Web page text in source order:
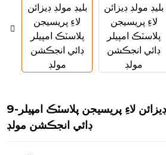
9-بليڊ ٽربائن بليڊ مولڊ ڊيزائن لاءِ پريسيجن پلاسٽڪ امپيلر
ڊائي انجڪشن مولڊ